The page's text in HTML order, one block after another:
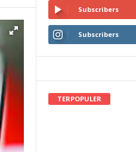
Subscribers
Subscribers